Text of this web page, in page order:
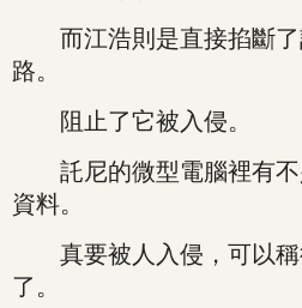
而江浩則是直接掐斷了
路。
阻止了它被入侵。
託尼的微型電腦裡有不
資料。
真要被人入侵，可以稱
了。